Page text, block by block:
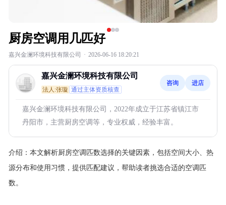
厨房空调用几匹好
嘉兴金澜环境科技有限公司 · 2026-06-16 18:20:21
嘉兴金澜环境科技有限公司
法人:张璇 通过主体资质核查
咨询 进店
嘉兴金澜环境科技有限公司，2022年成立于江苏省镇江市
丹阳市，主营厨房空调等，专业权威，经验丰富。
介绍： 本文解析厨房空调匹数选择的关键因素，包括空间大小、热
源分布和使用习惯，提供匹配建议，帮助读者挑选合适的空调匹
数。